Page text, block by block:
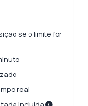
se o limite for
real